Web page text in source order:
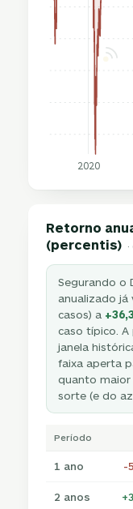
2020
Retorno
(percentis)
Segurando o
anualizado já
casos) a
caso típico.
janela
faixa aperta
quanto
sorte (e do
Período
1 ano -
2 anos